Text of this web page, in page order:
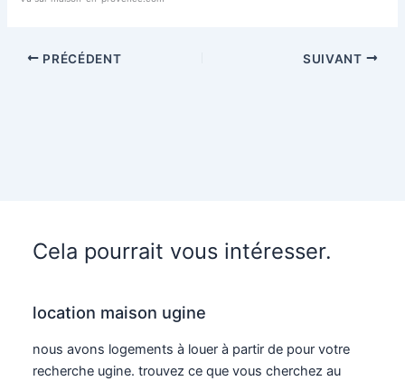
PRÉCÉDENT SUIVANT
Cela pourrait vous intéresser.
location maison ugine
nous avons logements à louer à partir de pour votre
recherche ugine. trouvez ce que vous cherchez au